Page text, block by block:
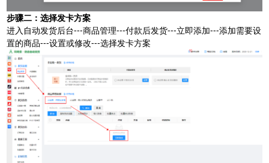
步骤二：选择发卡方案
进入自动发货后台---商品管理---付款后发货---立即添加---添加需要设
置的商品---设置或修改---选择发卡方案